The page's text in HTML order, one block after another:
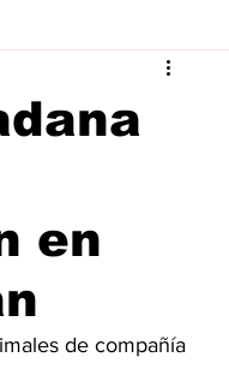
en
de compañía